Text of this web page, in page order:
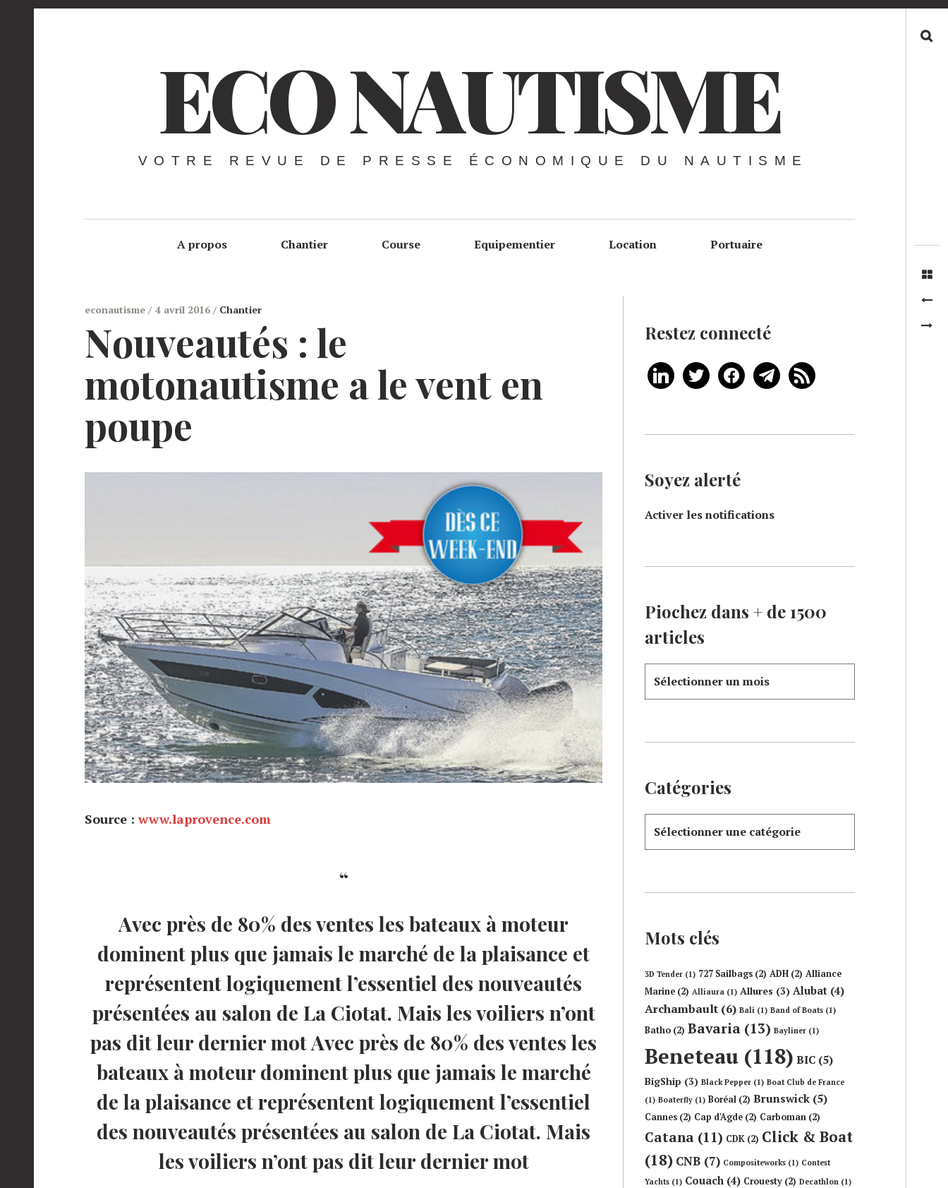
ECO NAUTISME
VOTRE REVUE DE PRESSE ÉCONOMIQUE DU NAUTISME
A propos Chantier Course Equipementier Location Portuaire
econautisme 4 avril 2016 Chantier
Nouveautés : le
motonautisme a le vent en
poupe
Source :www.laprovence.com
Avec près de 80% des ventes les bateaux à moteur
dominent plus que jamais le marché de la plaisance et
représentent logiquement l’essentiel des nouveautés
présentées au salon de La Ciotat. Mais les voiliers n’ont
pas dit leur dernier mot Avec près de 80% des ventes les
bateaux à moteur dominent plus que jamais le marché
de la plaisance et représentent logiquement l’essentiel
des nouveautés présentées au salon de La Ciotat. Mais
les voiliers n’ont pas dit leur dernier mot
Restez connecté
Soyez alerté
Activer les notifications
Piochez dans + de 1500
articles
Catégories
Mots clés
3D Tender (1) 727 Sailbags (2) ADH (2) Alliance
Marine (2) Alliaura (1) Allures (3) Alubat (4)
Archambault (6) Bali (1) Band of Boats (1)
Batho (2) Bavaria (13) Bayliner (1)
Beneteau (118) BIC (5)
BigShip (3) Black Pepper (1) Boat Club de France
(1) Boaterfly (1) Boréal (2) Brunswick (5)
Cannes (2) Cap d'Agde (2) Carboman (2)
Catana (11) CDK (2) Click & Boat
(18) CNB (7) Compositeworks (1) Contest
Yachts (1) Couach (4) Crouesty (2) Decathlon (1)